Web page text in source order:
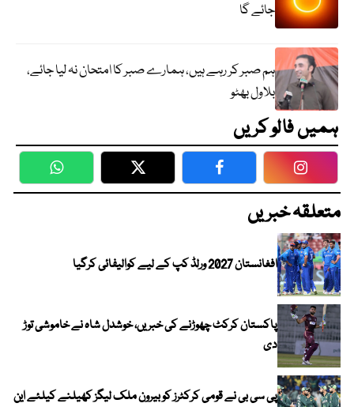
جائے گا
ہم صبر کر رہے ہیں، ہمارے صبر کا امتحان نہ لیا جائے،
بلاول بھٹو
ہمیں فالو کریں
WhatsApp Twitter Facebook
متعلقہ خبریں
افغانستان 2027 ورلڈ کپ کے لیے کوالیفائی کرگیا
پاکستان کرکٹ چھوڑنے کی خبریں، خوشدل شاہ نے خاموشی توڑ
دی
پی سی بی نے قومی کرکٹرز کو بیرون ملک لیگز کھیلنے کیلئے این